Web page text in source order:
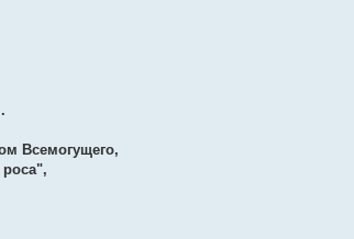
Всемогущего,